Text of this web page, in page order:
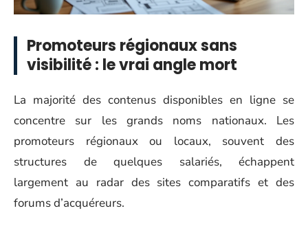
Promoteurs régionaux sans
visibilité : le vrai angle mort
La majorité des contenus disponibles en ligne se
concentre sur les grands noms nationaux. Les
promoteurs régionaux ou locaux, souvent des
structures de quelques salariés, échappent
largement au radar des sites comparatifs et des
forums d’acquéreurs.